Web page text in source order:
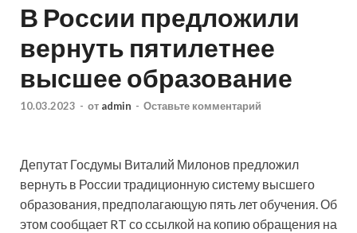
В России предложили
вернуть пятилетнее
высшее образование
10.03.2023 - от admin - Оставьте комментарий
Депутат Госдумы Виталий Милонов предложил
вернуть в России традиционную систему высшего
образования, предполагающую пять лет обучения. Об
этом сообщает RT со ссылкой на копию обращения на